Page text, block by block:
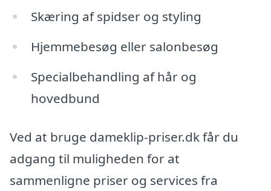
Skæring af spidser og styling
Hjemmebesøg eller salonbesøg
Specialbehandling af hår og
hovedbund
Ved at bruge dameklip-priser.dk får du
adgang til muligheden for at
sammenligne priser og services fra